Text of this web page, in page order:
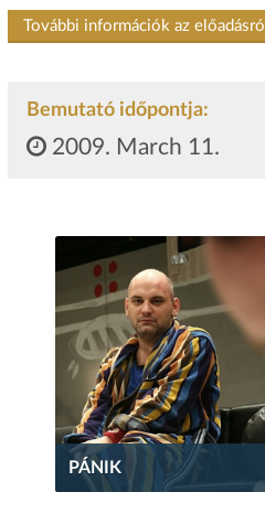
További információk az előadásról
Bemutató időpontja:
2009. March 11.
PÁNIK